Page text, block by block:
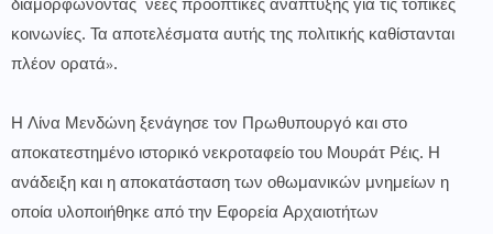
διαμορφώνοντας νέες προοπτικές ανάπτυξης για τις τοπικές
κοινωνίες. Τα αποτελέσματα αυτής της πολιτικής καθίστανται
πλέον ορατά».
Η Λίνα Μενδώνη ξενάγησε τον Πρωθυπουργό και στο
αποκατεστημένο ιστορικό νεκροταφείο του Μουράτ Ρέις. Η
ανάδειξη και η αποκατάσταση των οθωμανικών μνημείων η
οποία υλοποιήθηκε από την Εφορεία Αρχαιοτήτων